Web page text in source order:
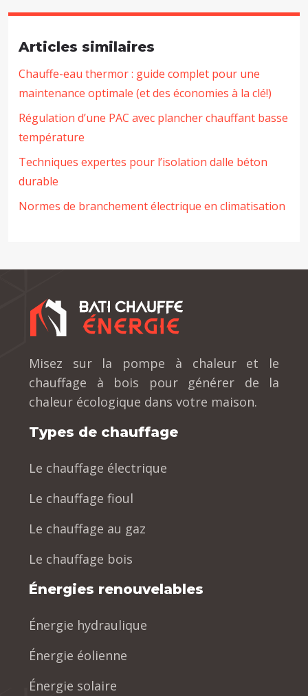
Articles similaires
Chauffe-eau thermor : guide complet pour une
maintenance optimale (et des économies à la clé!)
Régulation d’une PAC avec plancher chauffant basse
température
Techniques expertes pour l’isolation dalle béton
durable
Normes de branchement électrique en climatisation
Misez sur la pompe à chaleur et le
chauffage à bois pour générer de la
chaleur écologique dans votre maison.
Types de chauffage
Le chauffage électrique
Le chauffage fioul
Le chauffage au gaz
Le chauffage bois
Énergies renouvelables
Énergie hydraulique
Énergie éolienne
Énergie solaire